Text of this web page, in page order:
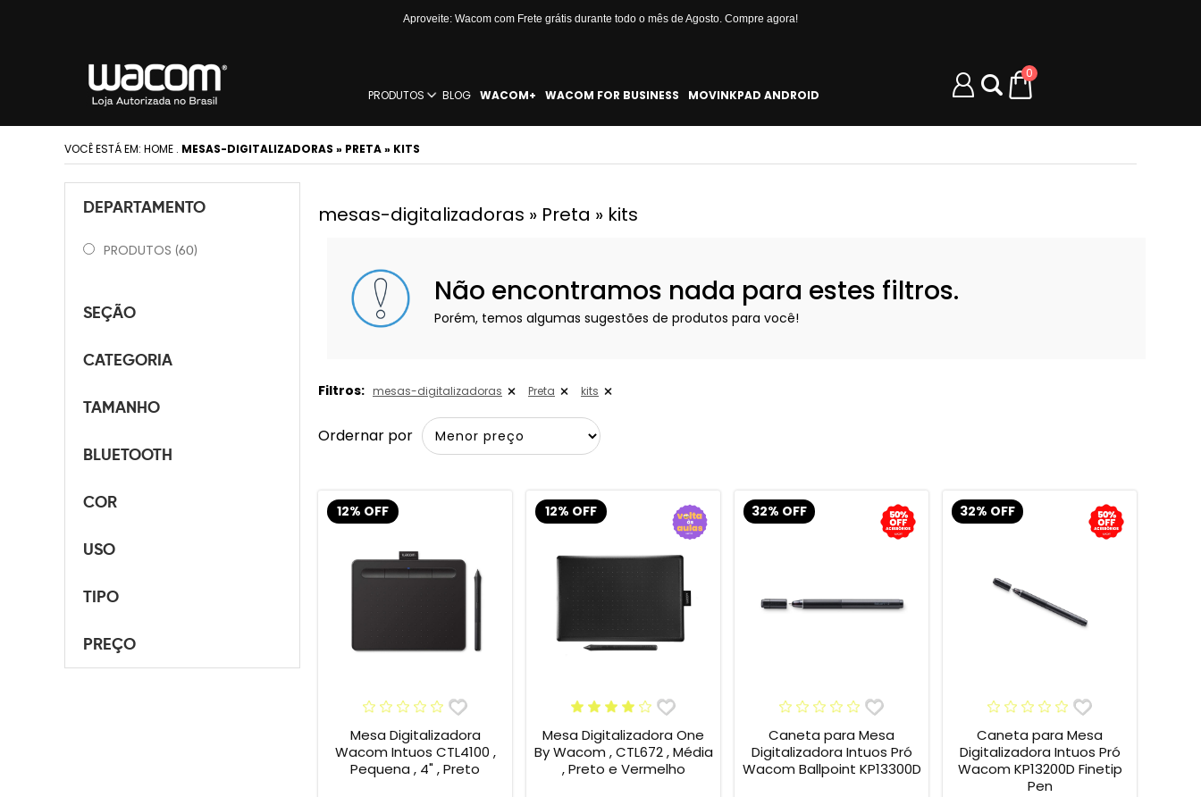
Aproveite: Wacom com Frete grátis durante todo o mês de Agosto. Compre agora!
PRODUTOS BLOG WACOM+ WACOM FOR BUSINESS MOVINKPAD ANDROID
0
VOCÊ ESTÁ EM: HOME . MESAS-DIGITALIZADORAS » PRETA » KITS
DEPARTAMENTO
PRODUTOS (60)
SEÇÃO
CATEGORIA
TAMANHO
BLUETOOTH
COR
USO
TIPO
PREÇO
mesas-digitalizadoras » Preta » kits
Não encontramos nada para estes filtros.
Porém, temos algumas sugestões de produtos para você!
Filtros: mesas-digitalizadoras Preta kits
Ordernar por
12% OFF
Mesa Digitalizadora
Wacom Intuos CTL4100 ,
Pequena , 4" , Preto
12% OFF
Mesa Digitalizadora One
By Wacom , CTL672 , Média
, Preto e Vermelho
32% OFF
Caneta para Mesa
Digitalizadora Intuos Pró
Wacom Ballpoint KP13300D
32% OFF
Caneta para Mesa
Digitalizadora Intuos Pró
Wacom KP13200D Finetip
Pen